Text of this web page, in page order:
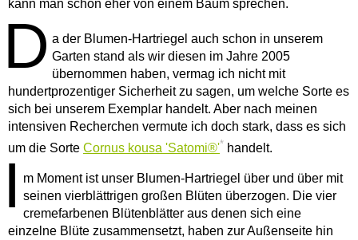
kann man schon eher von einem Baum sprechen.
D a der Blumen-Hartriegel auch schon in unserem
Garten stand als wir diesen im Jahre 2005
übernommen haben, vermag ich nicht mit
hundertprozentiger Sicherheit zu sagen, um welche Sorte es
sich bei unserem Exemplar handelt. Aber nach meinen
intensiven Recherchen vermute ich doch stark, dass es sich
um die Sorte Cornus kousa 'Satomi®'* handelt.
I
m Moment ist unser Blumen-Hartriegel über und über mit
seinen vierblättrigen großen Blüten überzogen. Die vier
cremefarbenen Blütenblätter aus denen sich eine
einzelne Blüte zusammensetzt, haben zur Außenseite hin